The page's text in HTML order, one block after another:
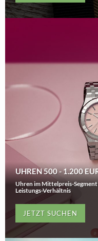
UHREN 500 - 1.200
Uhren im Mittelpreis-
Leistungs-Verhältnis
JETZT SUCHEN